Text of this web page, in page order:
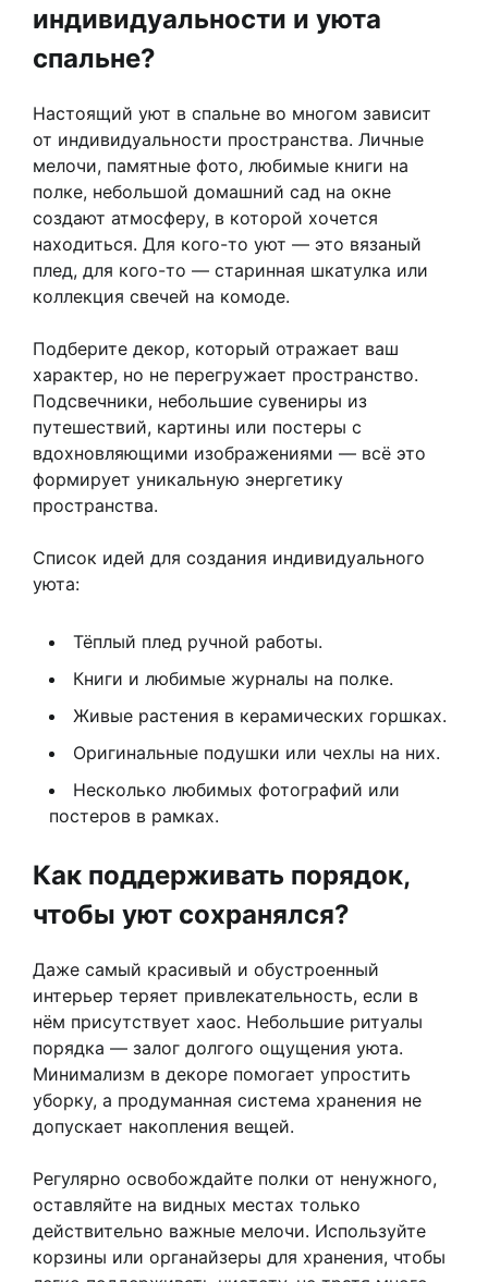
индивидуальности и уюта
спальне?
Настоящий уют в спальне во многом зависит
от индивидуальности пространства. Личные
мелочи, памятные фото, любимые книги на
полке, небольшой домашний сад на окне
создают атмосферу, в которой хочется
находиться. Для кого-то уют — это вязаный
плед, для кого-то — старинная шкатулка или
коллекция свечей на комоде.
Подберите декор, который отражает ваш
характер, но не перегружает пространство.
Подсвечники, небольшие сувениры из
путешествий, картины или постеры с
вдохновляющими изображениями — всё это
формирует уникальную энергетику
пространства.
Список идей для создания индивидуального
уюта:
Тёплый плед ручной работы.
Книги и любимые журналы на полке.
Живые растения в керамических горшках.
Оригинальные подушки или чехлы на них.
Несколько любимых фотографий или
постеров в рамках.
Как поддерживать порядок,
чтобы уют сохранялся?
Даже самый красивый и обустроенный
интерьер теряет привлекательность, если в
нём присутствует хаос. Небольшие ритуалы
порядка — залог долгого ощущения уюта.
Минимализм в декоре помогает упростить
уборку, а продуманная система хранения не
допускает накопления вещей.
Регулярно освобождайте полки от ненужного,
оставляйте на видных местах только
действительно важные мелочи. Используйте
корзины или органайзеры для хранения, чтобы